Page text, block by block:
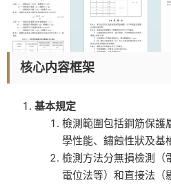
核心内容框架
基本規定
檢測範圍包括鋼筋保護
學性能、鏽蝕性狀及基
檢測方法分無損檢測（
電位法等）和直接法（